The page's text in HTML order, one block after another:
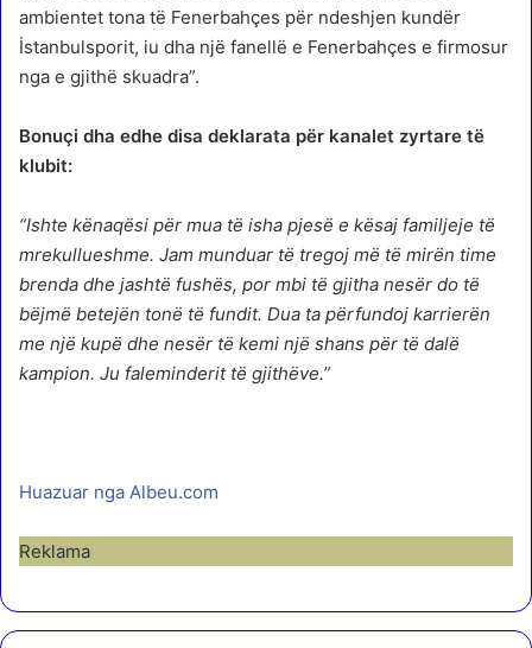
ambientet tona të Fenerbahçes për ndeshjen kundër
İstanbulsporit, iu dha një fanellë e Fenerbahçes e firmosur
nga e gjithë skuadra”.
Bonuçi dha edhe disa deklarata për kanalet zyrtare të
klubit:
“Ishte kënaqësi për mua të isha pjesë e kësaj familjeje të
mrekullueshme. Jam munduar të tregoj më të mirën time
brenda dhe jashtë fushës, por mbi të gjitha nesër do të
bëjmë betejën tonë të fundit. Dua ta përfundoj karrierën
me një kupë dhe nesër të kemi një shans për të dalë
kampion. Ju faleminderit të gjithëve.”
Huazuar nga Albeu.com
Reklama